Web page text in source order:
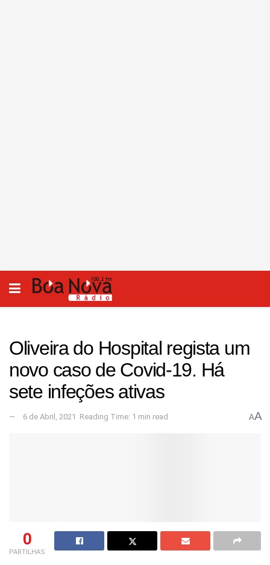
Oliveira do Hospital regista um
novo caso de Covid-19. Há
sete infeções ativas
6 de Abril, 2021 Reading Time: 1 min read AA
0
PARTILHAS